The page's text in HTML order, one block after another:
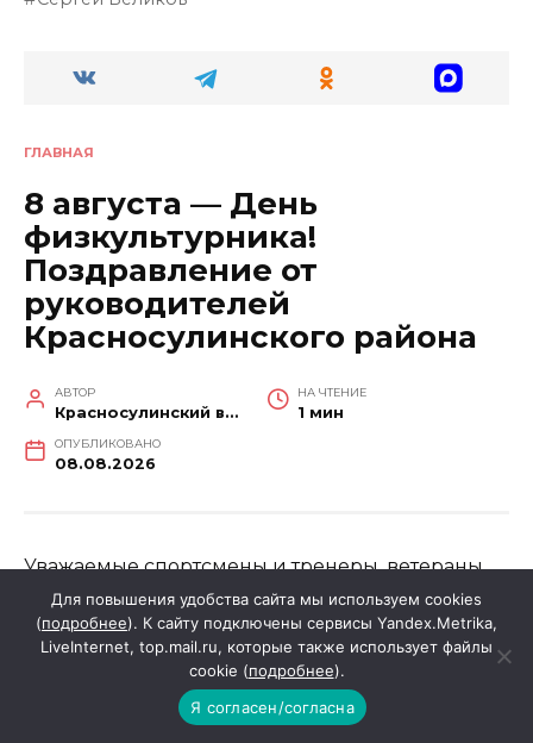
ГЛАВНАЯ
8 августа — День
физкультурника!
Поздравление от
руководителей
Красносулинского района
АВТОР
Красносулинский вестник
НА ЧТЕНИЕ
1 мин
ОПУБЛИКОВАНО
08.08.2026
Уважаемые спортсмены и тренеры, ветераны
спорта и любители физической культуры!
От всей души поздравляем вас с праздником
спорта и здоровья – Днем физкультурника!
Для повышения удобства сайта мы используем cookies
(подробнее). К сайту подключены сервисы Yandex.Metrika,
LiveInternet, top.mail.ru, которые также использует файлы
cookie (подробнее).
Я согласен/согласна